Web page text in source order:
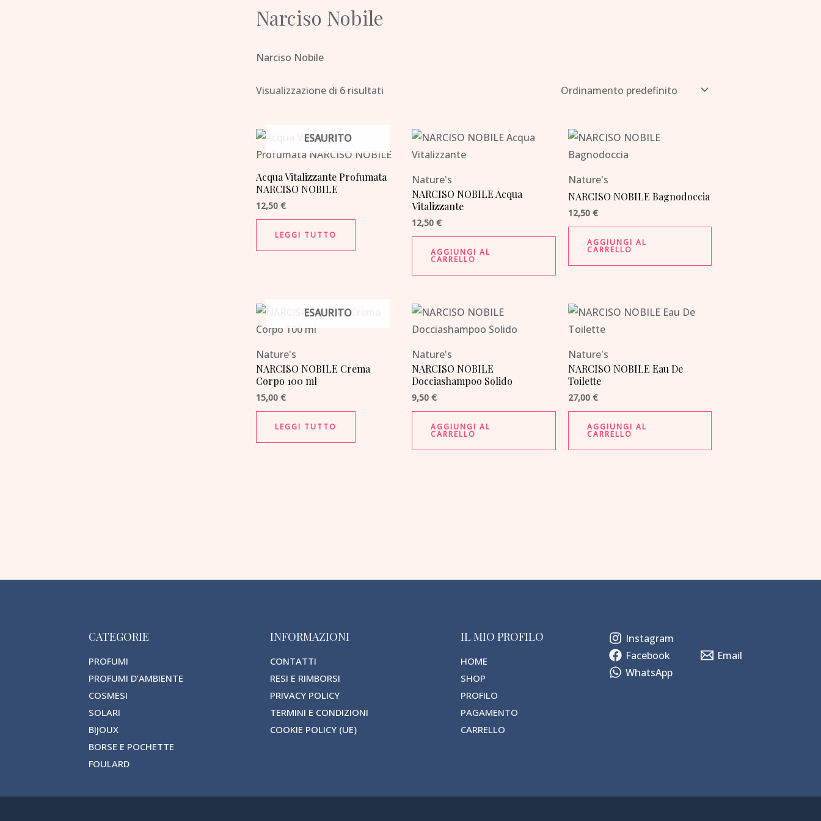
Narciso Nobile
Narciso Nobile
Visualizzazione di 6 risultati
ESAURITO
Acqua Vitalizzante Profumata
NARCISO NOBILE
12,50 €
LEGGI TUTTO
Nature's
NARCISO NOBILE Acqua
Vitalizzante
12,50€
AGGIUNGI AL
CARRELLO
Nature's
NARCISO NOBILE Bagnodoccia
12,50 €
AGGIUNGI AL
CARRELLO
ESAURITO
Nature's
NARCISO NOBILE Crema
Corpo 100 ml
15,00 €
LEGGI TUTTO
Nature's
NARCISO NOBILE
Docciashampoo Solido
9,50€
AGGIUNGI AL
CARRELLO
Nature's
NARCISO NOBILE Eau De
Toilette
27,00 €
AGGIUNGI AL
CARRELLO
CATEGORIE
PROFUMI
PROFUMI D’AMBIENTE
COSMESI
SOLARI
BIJOUX
BORSE E POCHETTE
FOULARD
INFORMAZIONI
CONTATTI
RESI E RIMBORSI
PRIVACY POLICY
TERMINI E CONDIZIONI
COOKIE POLICY (UE)
IL MIO PROFILO
HOME
SHOP
PROFILO
PAGAMENTO
CARRELLO
Instagram
Facebook
Email
WhatsApp